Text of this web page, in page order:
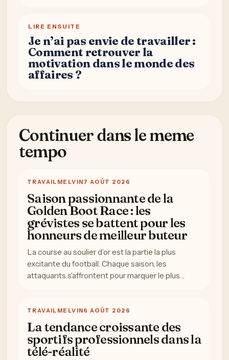
LIRE ENSUITE
Je n’ai pas envie de travailler :
Comment retrouver la
motivation dans le monde des
affaires ?
Continuer dans le meme
tempo
TRAVAIL MELVIN7 AOÛT 2026
Saison passionnante de la
Golden Boot Race : les
grévistes se battent pour les
honneurs de meilleur buteur
La course au soulier d’or est la partie la plus
excitante du football. Chaque saison, les
attaquants s’affrontent pour marquer le plus…
TRAVAIL MELVIN6 AOÛT 2026
La tendance croissante des
sportifs professionnels dans la
télé-réalité